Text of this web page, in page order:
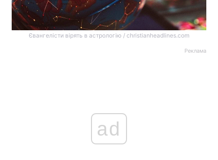
Євангелісти вірять в астрологію / christianheadlines.com
Реклама
ad